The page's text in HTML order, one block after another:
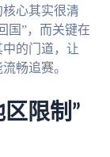
心其实很清
国”，而关键在
的门道，让
畅追赛。
限制”